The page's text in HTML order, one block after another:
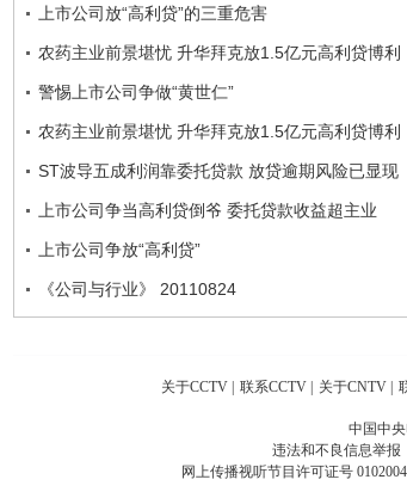
上市公司放“高利贷”的三重危害
农药主业前景堪忧 升华拜克放1.5亿元高利贷博利
警惕上市公司争做“黄世仁”
农药主业前景堪忧 升华拜克放1.5亿元高利贷博利
ST波导五成利润靠委托贷款 放贷逾期风险已显现
上市公司争当高利贷倒爷 委托贷款收益超主业
上市公司争放“高利贷”
《公司与行业》 20110824
关于CCTV 联系CCTV 关于CNTV
中国中
违法和不良信息举报
网上传播视听节目许可证号 0102004